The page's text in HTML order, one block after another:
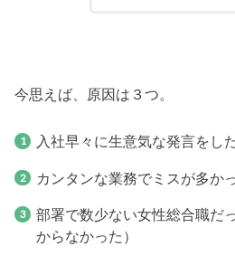
今思えば、原因は３つ。
入社早々に生意気な発言をし
カンタンな業務でミスが多か
部署で数少ない女性総合職だ
からなかった）